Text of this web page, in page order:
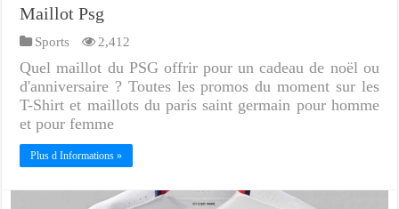
Maillot Psg
Sports 2,412
Quel maillot du PSG offrir pour un cadeau de noël ou
d'anniversaire ? Toutes les promos du moment sur les
T-Shirt et maillots du paris saint germain pour homme
et pour femme
Plus d Informations »